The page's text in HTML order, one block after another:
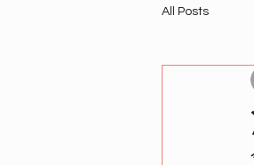
All Posts